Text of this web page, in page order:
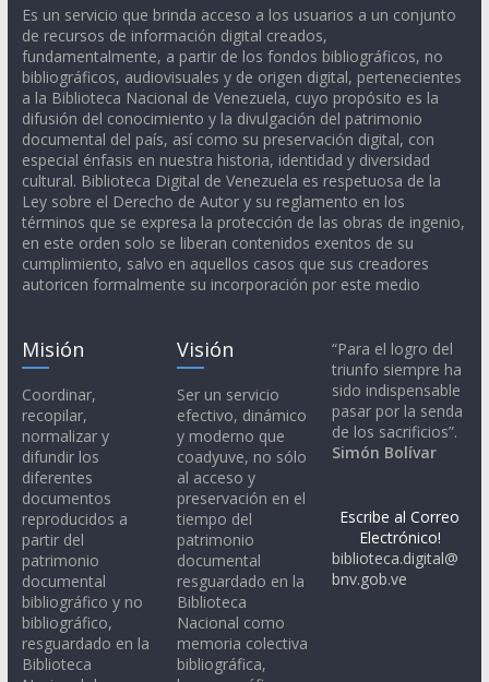
Es un servicio que brinda acceso a los usuarios a un conjunto
de recursos de información digital creados,
fundamentalmente, a partir de los fondos bibliográficos, no
bibliográficos, audiovisuales y de origen digital, pertenecientes
a la Biblioteca Nacional de Venezuela, cuyo propósito es la
difusión del conocimiento y la divulgación del patrimonio
documental del país, así como su preservación digital, con
especial énfasis en nuestra historia, identidad y diversidad
cultural. Biblioteca Digital de Venezuela es respetuosa de la
Ley sobre el Derecho de Autor y su reglamento en los
términos que se expresa la protección de las obras de ingenio,
en este orden solo se liberan contenidos exentos de su
cumplimiento, salvo en aquellos casos que sus creadores
autoricen formalmente su incorporación por este medio
Misión
Coordinar,
recopilar,
normalizar y
difundir los
diferentes
documentos
reproducidos a
partir del
patrimonio
documental
bibliográfico y no
bibliográfico,
resguardado en la
Biblioteca
Visión
Ser un servicio
efectivo, dinámico
y moderno que
coadyuve, no sólo
al acceso y
preservación en el
tiempo del
patrimonio
documental
resguardado en la
Biblioteca
Nacional como
memoria colectiva
bibliográfica,
“Para el logro del
triunfo siempre ha
sido indispensable
pasar por la senda
de los sacrificios”.
Simón Bolívar
Escribe al Correo
Electrónico!
biblioteca.digital@
bnv.gob.ve